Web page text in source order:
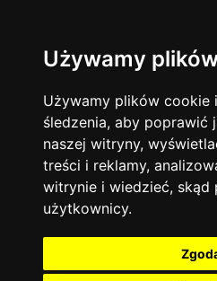
Używamy
Używamy plików cookie
śledzenia, aby poprawić
naszej witryny,
treści i reklamy,
witrynie i wiedzieć, skąd
użytkownicy.
Język angielski
Matematyka
Chemia
Język niemiecki
Język polski
Fizyka
Język francuski
zakres dni
Wtorek
Środa
Czwartek
Piątek
Sobota
Niedziela
więcej filtrów